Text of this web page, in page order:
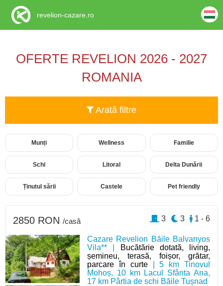
OFERTE REVELION 2026 - 2027
ROMANIA
Arată filtre
Munți Wellness Familie
Schi Litoral Delta Dunării
Ținutul sării Castele Pet friendly
Cazare Revelion Băile Balvanyos
Vila** |
Bucătărie dotată, living,
șemineu, terasă, foișor, grătar,
parcare în curte| 5 km Tinovul
Mohoș, 10 km Lacul Sfânta Ana,
17 km Pârtia de schi Băile Tușnad
2850 RON /casă 1 - 6
3
3
revelion-cazare.ro